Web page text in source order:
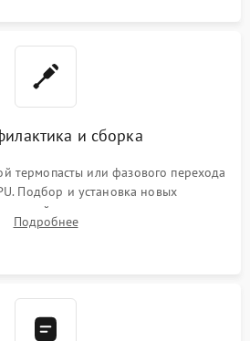
и сборка
термопасты или фазового перехода
Подбор и установка новых
толщины на память и цепи
и бэкплейта, подключение и
Подробнее